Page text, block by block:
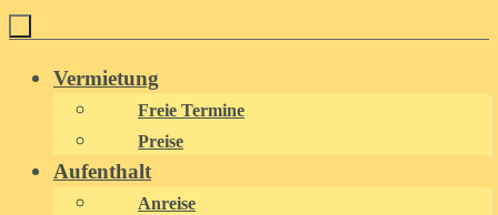
Inhalt
springen
Vermietung
Freie Termine
Preise
Aufenthalt
Anreise